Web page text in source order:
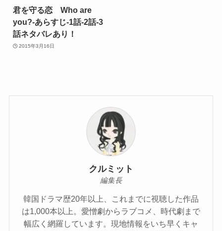
君を守る恋 Who are
you?-あらすじ-1話-2話-3
話ネタバレあり！
2015年3月16日
クルミット
編集長
韓国ドラマ歴20年以上、これまでに視聴した作品
は1,000本以上。愛憎劇からラブコメ、時代劇まで
幅広く網羅しています。現地情報をいち早くキャ